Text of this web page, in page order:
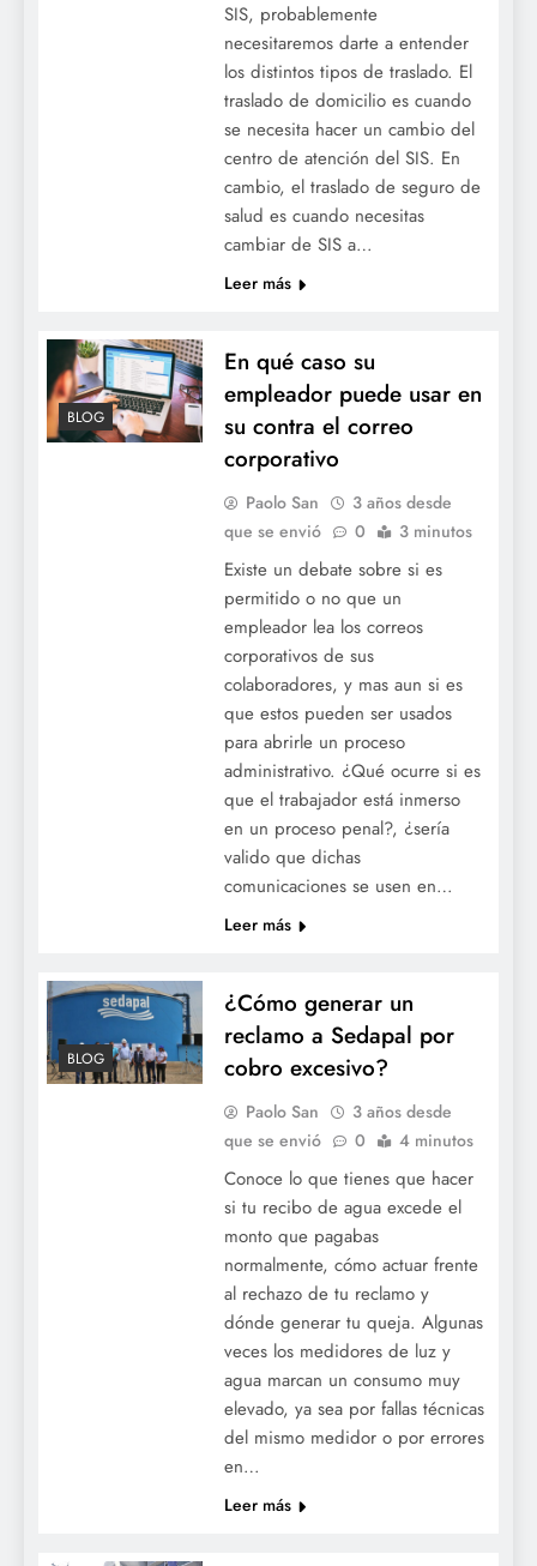
SIS, probablemente
necesitaremos darte a entender
los distintos tipos de traslado. El
traslado de domicilio es cuando
se necesita hacer un cambio del
centro de atención del SIS. En
cambio, el traslado de seguro de
salud es cuando necesitas
cambiar de SIS a…
Leer más
BLOG
En qué caso su
empleador puede usar en
su contra el correo
corporativo
Paolo San
3 años desde
que se envió
0 3 minutos
Existe un debate sobre si es
permitido o no que un
empleador lea los correos
corporativos de sus
colaboradores, y mas aun si es
que estos pueden ser usados
para abrirle un proceso
administrativo. ¿Qué ocurre si es
que el trabajador está inmerso
en un proceso penal?, ¿sería
valido que dichas
comunicaciones se usen en…
Leer más
BLOG
¿Cómo generar un
reclamo a Sedapal por
cobro excesivo?
Paolo San
3 años desde
que se envió
0 4 minutos
Conoce lo que tienes que hacer
si tu recibo de agua excede el
monto que pagabas
normalmente, cómo actuar frente
al rechazo de tu reclamo y
dónde generar tu queja. Algunas
veces los medidores de luz y
agua marcan un consumo muy
elevado, ya sea por fallas técnicas
del mismo medidor o por errores
en…
Leer más